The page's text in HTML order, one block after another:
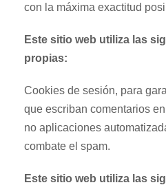
con la máxima exactitud
Este sitio web utiliza las
propias:
Cookies de sesión, para
que escriban comentarios
no aplicaciones
combate el spam.
Este sitio web utiliza las